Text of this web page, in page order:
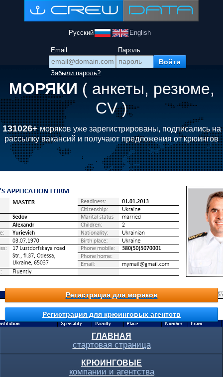
Русский English
Email Пароль
Забыли пароль?
МОРЯКИ ( анкеты, резюме,
CV )
131026+моряков уже зарегистрированы, подписались на
рассылку вакансий и получают предложения от крюингов
Регистрация для моряков
Регистрация для крюинговых агентств
ГЛАВНАЯ
стартовая страница
КРЮИНГОВЫЕ
компании и агентства